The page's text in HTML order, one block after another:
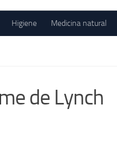
Higiene Medicina natural
de Lynch